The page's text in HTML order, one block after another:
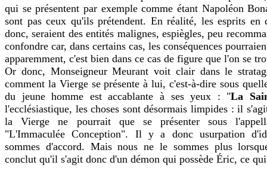
qui se présentent par exemple comme étant Napoléon
sont pas ceux qu'ils prétendent. En réalité, les esprits en
donc, seraient des entités malignes, espiègles, peu
confondre car, dans certains cas, les conséquences
apparemment, c'est bien dans ce cas de figure que l'on se
Or donc, Monseigneur Meurant voit clair dans le
comment la Vierge se présente à lui, c'est-à-dire sous
du jeune homme est accablante à ses yeux : "La
l'ecclésiastique, les choses sont désormais limpides : il
la Vierge ne pourrait que se présenter sous
"L'Immaculée Conception". Il y a donc usurpation
sommes d'accord. Mais nous ne le sommes plus
conclut qu'il s'agit donc d'un démon qui possède Éric, ce